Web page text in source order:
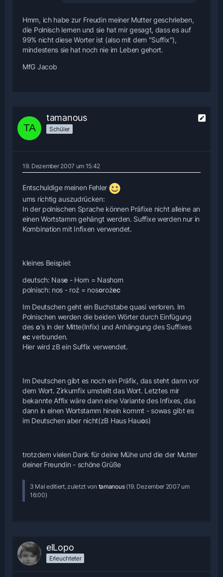
Hmm, ich habe zur Freudin meiner Mutter geschrieben,
die Polnisch lernen und sie hat mir gesagt, dass es auf
99% nicht diese Worter ist (also mit dem "Suffix"),
mindestens sie hat noch nie im Leben gehort.
MfG Jacob
tamanous
Schüler
19. Dezember 2007 um 15:42
Entschuldige meinen Fehler
ums richtig auszudrücken:
In der polnischen Sprache können Präfixe nicht alleine an
einen Wortstamm gehängt werden. Suffixe werden nur in
Kombination mit Infixen verwendet.
kleines Beispiel:
deutsch: Nase - Horn = Nashorn
polnisch: nos - roż = nosorożec
Im Deutschen geht ein Buchstabe quasi verloren. Im
Polnischen werden die beiden Wörter durch Einfügung
des o's in der Mitte(Infix) und Anhängung des Suffixes
ecverbunden.
Hier wird zB ein Suffix verwendet.
Im Deutschen gibt es noch ein Präfix, das steht dann vor
dem Wort. Zirkumfix umstellt das Wort. Letztes mir
bekannte Affix wäre dann eine Variante des Infixes, das
dann in einen Wortstamm hinein kommt - sowas gibt es
im Deutschen aber nicht(zB Haus Hauos)
trotzdem vielen Dank für deine Mühe und die der Mutter
deiner Freundin - schöne Grüße
3 Mal editiert, zuletzt von tamanous(19. Dezember 2007 um
16:00)
elLopo
Erleuchteter